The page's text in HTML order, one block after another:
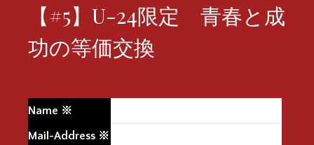
【#5】U-24限定 青春と成
功の等価交換
Name ※
Mail-Address ※